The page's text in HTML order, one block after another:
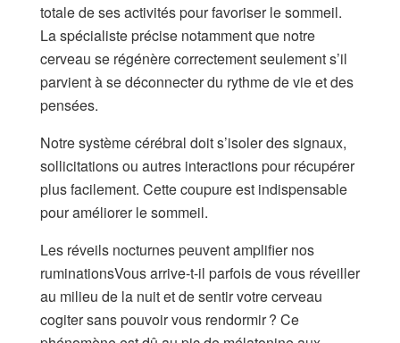
totale de ses activités pour favoriser le sommeil.
La spécialiste précise notamment que notre
cerveau se régénère correctement seulement s’il
parvient à se déconnecter du rythme de vie et des
pensées.
Notre système cérébral doit s’isoler des signaux,
sollicitations ou autres interactions pour récupérer
plus facilement. Cette coupure est indispensable
pour améliorer le sommeil.
Les réveils nocturnes peuvent amplifier nos
ruminationsVous arrive-t-il parfois de vous réveiller
au milieu de la nuit et de sentir votre cerveau
cogiter sans pouvoir vous rendormir ? Ce